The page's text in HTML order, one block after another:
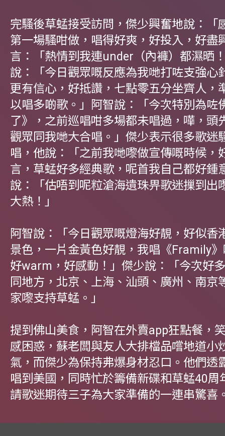
完騷後草蜢接受訪問，傑少興奮地說：「
第一場騷咁做，唱得好爽，好投入，好盡
言：「熱情到我連under（內褲）都濕晒
說：「今日觀眾嘅反應為我哋打咗支強心
更有信心，好抵讚，七點零五分坐齊人，
以唱多啲歌。」阿智說：「今次特別為咗
了》，之前巡唱咁多場都未唱過，嘩，頭
觀眾同我哋大合唱。」傑少表示很多歌迷
唱，他說：「之前我哋嚟做宣傳嘅時候，
言，草蜢好多經典歌，呢首我自己都好鍾
說：「估唔到呢粒滄海遺珠畀歌迷摷到出
大熱！」
阿智說：「今日觀眾嘅燈海好靚，好似香
景色，一片金黃色好靚，我唱《Framily
好warm，好感動！」傑少說：「今次好
同地方，北京、上海、汕頭、廣州、南京
家嚟支持草蜢。」
提到佛山美食，阿智在外賣app狂點餐，
感困惑，蘇老闆與友人大排檔品嚐地道小
氣，而傑少為保持弗爆身材忍口。他們透
唱到美國，同時忙於籌備新碟和草蜢40周
請歌迷期待三子為大家準備的一連串驚喜